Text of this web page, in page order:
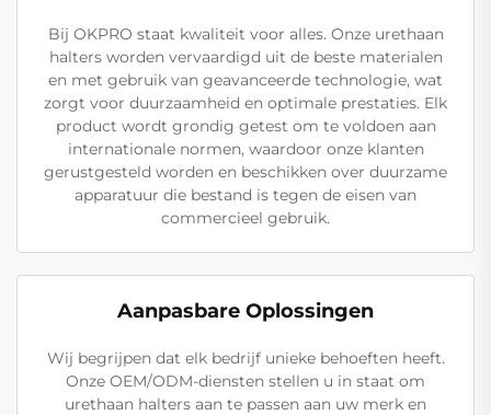
Bij OKPRO staat kwaliteit voor alles. Onze urethaan
halters worden vervaardigd uit de beste materialen
en met gebruik van geavanceerde technologie, wat
zorgt voor duurzaamheid en optimale prestaties. Elk
product wordt grondig getest om te voldoen aan
internationale normen, waardoor onze klanten
gerustgesteld worden en beschikken over duurzame
apparatuur die bestand is tegen de eisen van
commercieel gebruik.
Aanpasbare Oplossingen
Wij begrijpen dat elk bedrijf unieke behoeften heeft.
Onze OEM/ODM-diensten stellen u in staat om
urethaan halters aan te passen aan uw merk en